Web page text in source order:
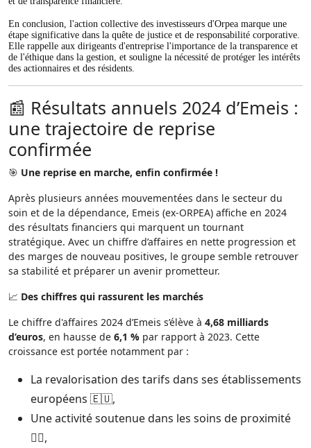
En conclusion, l'action collective des investisseurs d'Orpea marque une
étape significative dans la quête de justice et de responsabilité corporative.
Elle rappelle aux dirigeants d'entreprise l'importance de la transparence et
de l'éthique dans la gestion, et souligne la nécessité de protéger les intérêts
des actionnaires et des résidents.
📰 Résultats annuels 2024 d’Emeis :
une trajectoire de reprise
confirmée
🎯 Une reprise en marche, enfin confirmée !
Après plusieurs années mouvementées dans le secteur du
soin et de la dépendance, Emeis (ex-ORPEA) affiche en 2024
des résultats financiers qui marquent un tournant
stratégique. Avec un chiffre d’affaires en nette progression et
des marges de nouveau positives, le groupe semble retrouver
sa stabilité et préparer un avenir prometteur.
📈 Des chiffres qui rassurent les marchés
Le chiffre d'affaires 2024 d’Emeis s’élève à 4,68 milliards
d’euros, en hausse de 6,1 % par rapport à 2023. Cette
croissance est portée notamment par :
La revalorisation des tarifs dans ses établissements
européens 🇪🇺,
Une activité soutenue dans les soins de proximité
👩‍⚕️,